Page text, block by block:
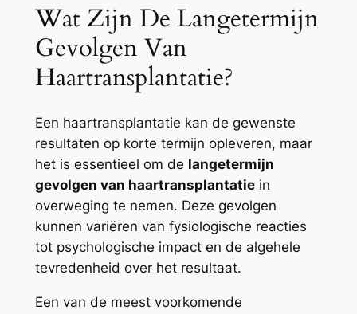
Wat Zijn De Langetermijn
Gevolgen Van
Haartransplantatie?
Een haartransplantatie kan de gewenste
resultaten op korte termijn opleveren, maar
het is essentieel om de langetermijn
gevolgen van haartransplantatiein
overweging te nemen. Deze gevolgen
kunnen variëren van fysiologische reacties
tot psychologische impact en de algehele
tevredenheid over het resultaat.
Een van de meest voorkomende